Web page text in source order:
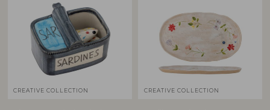
CREATIVE COLLECTION CREATIVE COLLECTION